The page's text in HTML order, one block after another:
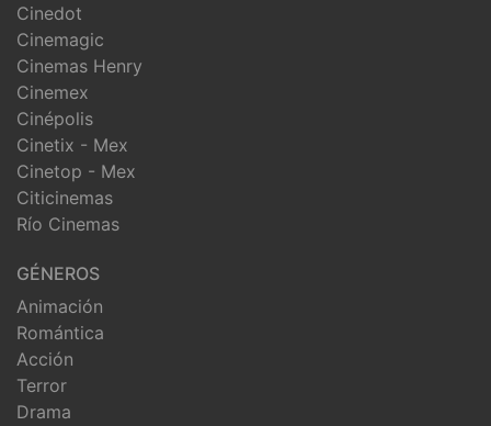
Cinedot
Cinemagic
Cinemas Henry
Cinemex
Cinépolis
Cinetix - Mex
Cinetop - Mex
Citicinemas
Río Cinemas
GÉNEROS
Animación
Romántica
Acción
Terror
Drama